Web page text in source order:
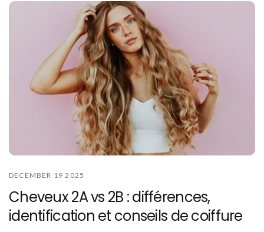
DECEMBER 19 2025
Cheveux 2A vs 2B : différences,
identification et conseils de coiffure